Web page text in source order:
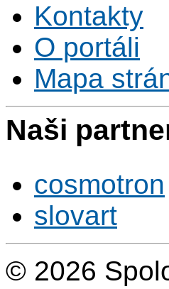
Kontakty
O portáli
Mapa
Naši
cosmotron
slovart
© 2026